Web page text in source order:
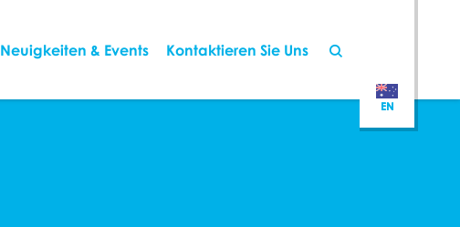
EN
Neuigkeiten & Events Kontaktieren Sie Uns
EN